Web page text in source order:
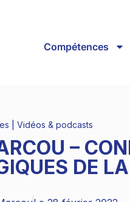
Compétences
Vidéos & podcasts
–
DE